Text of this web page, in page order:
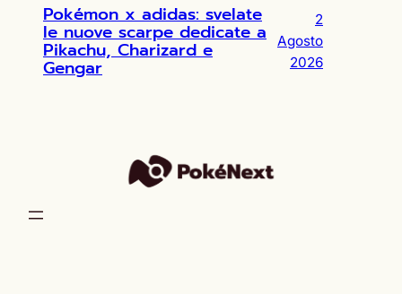
Pokémon x adidas: svelate
le nuove scarpe dedicate a
Pikachu, Charizard e
Gengar
2
Agosto
2026